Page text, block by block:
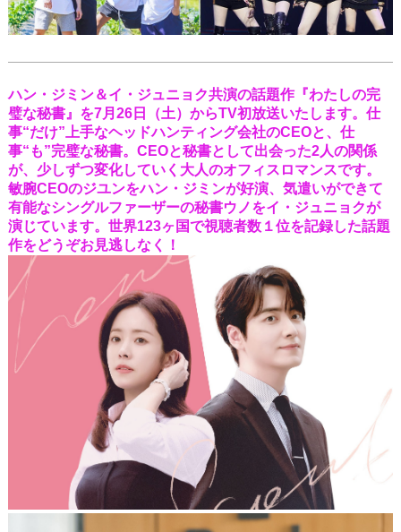
ハン・ジミン＆イ・ジュニョク共演の話題作『わたしの完
璧な秘書』を7月26日（土）からTV初放送いたします。仕
事“だけ”上手なヘッドハンティング会社のCEOと、仕
事“も”完璧な秘書。CEOと秘書として出会った2人の関係
が、少しずつ変化していく大人のオフィスロマンスです。
敏腕CEOのジユンをハン・ジミンが好演、気遣いができて
有能なシングルファーザーの秘書ウノをイ・ジュニョクが
演じています。世界123ヶ国で視聴者数１位を記録した話題
作をどうぞお見逃しなく！